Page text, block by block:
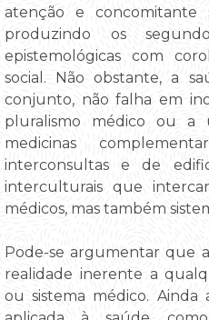
atenção e concomitante
produzindo os
epistemológicas com
social. Não obstante, a
conjunto, não falha em
pluralismo médico ou a
medicinas
interconsultas e de
interculturais que
médicos, mas também
Pode-se argumentar que
realidade inerente a
ou sistema médico. Ainda